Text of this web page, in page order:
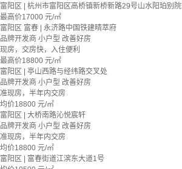
富阳区 | 杭州市富阳区高桥镇新桥新路29号山水阳珀别院
最高价17000 元/㎡
富阳区 富春 | 永济路中国铁建晴萃府
品牌开发商 小户型 改善好房
现房，交房快，入住便利
最高价18800 元/㎡
富阳区 | 亭山西路与经纬路交叉处
品牌开发商 小户型 改善好房
准现房，半年内交房
均价18800 元/㎡
富阳区 | 大桥南路沁悦宸轩
品牌开发商 小户型 改善好房
准现房，半年内交房
均价18800 元/㎡
富阳区 | 富春街道江滨东大道1号